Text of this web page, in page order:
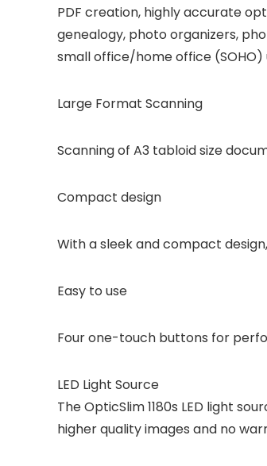
PDF creation, highly accurate
genealogy, photo organizers,
small office/home office
Large Format Scanning
Scanning of A3 tabloid size
Compact design
With a sleek and compact
Easy to use
Four one-touch buttons for
LED Light Source
The OpticSlim 1180s LED light
higher quality images and no